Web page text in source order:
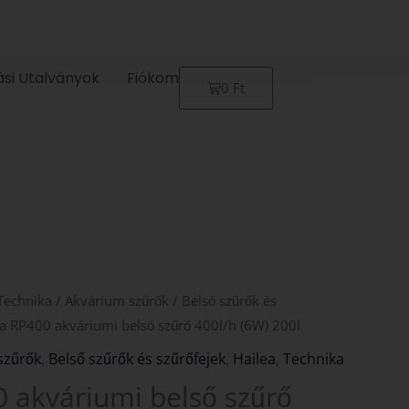
Utalványok Fiókom 0 Ft
Kosár
/ Akvárium szűrők / Belső szűrők és
RP400 akváriumi belső szűrő 400l/h (6W) 200l
Belső szűrők és szűrőfejek Hailea ,Technika
akváriumi belső szűrő